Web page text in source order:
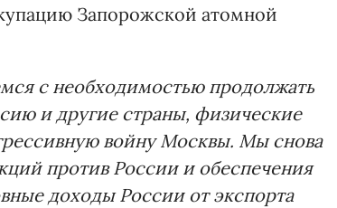
Запорожской атомной
с необходимостью продолжать
и другие страны, физические
войну Москвы. Мы снова
против России и обеспечения
доходы России от экспорта